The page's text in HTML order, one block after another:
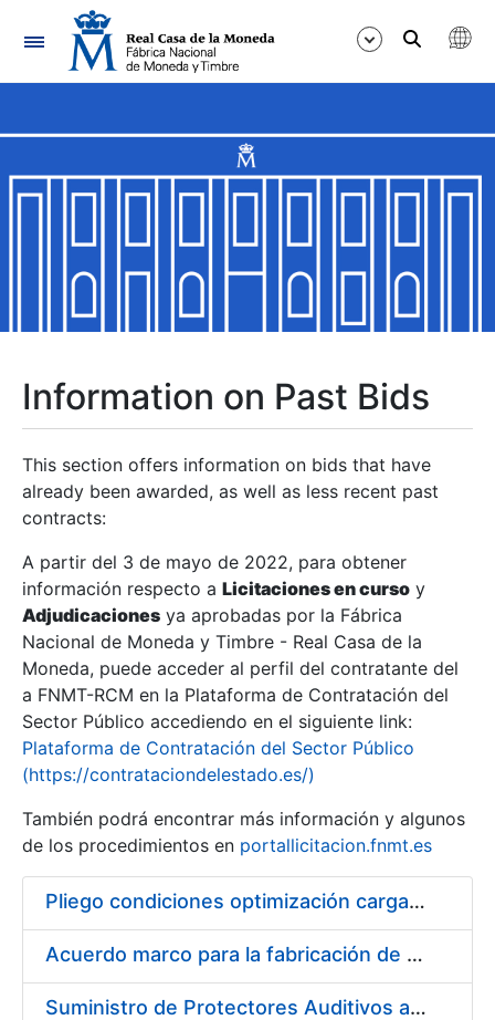
Navigation
Show/Hide
Show/Hide
Show/Hide
Show/Hide
Show/Hide
Show/Hide
Information on Past Bids
This section offers information on bids that have
already been awarded, as well as less recent past
contracts:
A partir del 3 de mayo de 2022, para obtener
información respecto a Licitaciones en curso y
Adjudicaciones ya aprobadas por la Fábrica
Nacional de Moneda y Timbre - Real Casa de la
Moneda, puede acceder al perfil del contratante del
a FNMT-RCM en la Plataforma de Contratación del
Sector Público accediendo en el siguiente link:
Plataforma de Contratación del Sector Público
(https://contrataciondelestado.es/)
También podrá encontrar más información y algunos
de los procedimientos en portallicitacion.fnmt.es
Pliego condiciones optimización cargas compras firmado
Acuerdo marco para la fabricación de piezas
Suministro de Protectores Auditivos a medida para las personas trabajadoras de los Centros de Trabajo de Madrid y Burgos